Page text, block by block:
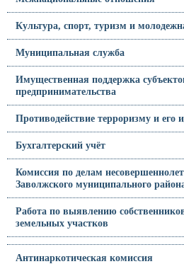
Культура, спорт, туризм и
Муниципальная служба
Имущественная поддержка
предпринимательства
Противодействие терроризму и его
Бухгалтерский учёт
Комиссия по делам
Заволжского муниципального
Работа по выявлению
земельных участков
Антинаркотическая комиссия